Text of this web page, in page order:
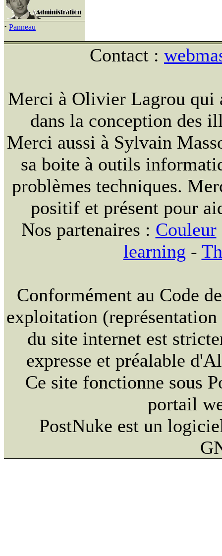
· Panneau
Contact :
Merci à Olivier Lagrou qui
dans la conception des
Merci aussi à Sylvain
sa boite à outils
problèmes techniques.
positif et présent pour
Nos partenaires : Couleur
learning -
Conformément au Code
exploitation
du site internet est
expresse et préalable
Ce site fonctionne sous
portail
PostNuke est un